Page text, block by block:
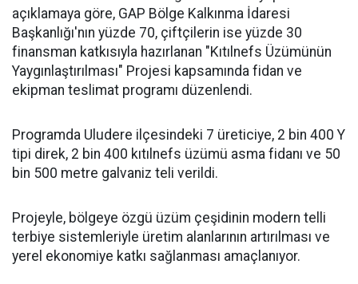
açıklamaya göre, GAP Bölge Kalkınma İdaresi
Başkanlığı'nın yüzde 70, çiftçilerin ise yüzde 30
finansman katkısıyla hazırlanan "Kıtılnefs Üzümünün
Yaygınlaştırılması" Projesi kapsamında fidan ve
ekipman teslimat programı düzenlendi.
Programda Uludere ilçesindeki 7 üreticiye, 2 bin 400 Y
tipi direk, 2 bin 400 kıtılnefs üzümü asma fidanı ve 50
bin 500 metre galvaniz teli verildi.
Projeyle, bölgeye özgü üzüm çeşidinin modern telli
terbiye sistemleriyle üretim alanlarının artırılması ve
yerel ekonomiye katkı sağlanması amaçlanıyor.